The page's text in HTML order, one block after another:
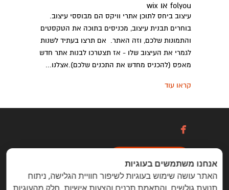
folyou או wix
עיצוב ביחס לתוכן אתרי וויקס הם מבוססי עיצוב.
בוחרים תבנית עיצוב, מכניסים בתוכה את הטקסטים
והתמונות שלכם, וזה האתר. אם תרצו בעתיד לשנות
לגמרי את העיצוב שלו - אז תצטרכו לבנות אתר חדש
מאפס (להכניס מחדש את התכנים שלכם).אצלנו...
קראו עוד

אנחנו משתמשים בעוגיות
האתר עושה שימוש בעוגיות לשיפור חוויית הגלישה, ניתוח